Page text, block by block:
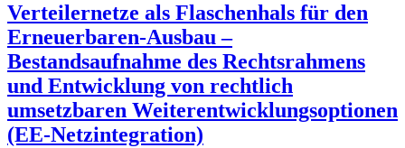
Verteilernetze als Flaschenhals für den
Erneuerbaren-Ausbau –
Bestandsaufnahme des Rechtsrahmens
und Entwicklung von rechtlich
umsetzbaren Weiterentwicklungsoptionen
(EE-Netzintegration)